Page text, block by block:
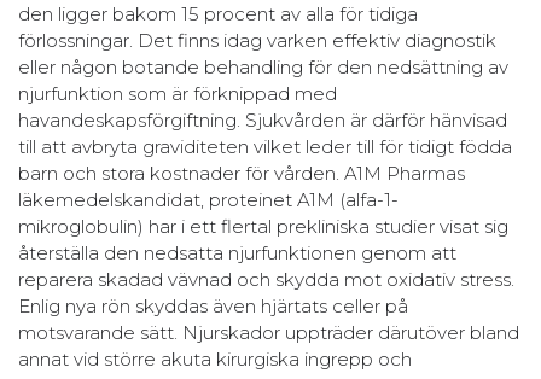
den ligger bakom 15 procent av alla för tidiga
förlossningar. Det finns idag varken effektiv diagnostik
eller någon botande behandling för den nedsättning av
njurfunktion som är förknippad med
havandeskapsförgiftning. Sjukvården är därför hänvisad
till att avbryta graviditeten vilket leder till för tidigt födda
barn och stora kostnader för vården. A1M Pharmas
läkemedelskandidat, proteinet A1M (alfa-1-
mikroglobulin) har i ett flertal prekliniska studier visat sig
återställa den nedsatta njurfunktionen genom att
reparera skadad vävnad och skydda mot oxidativ stress.
Enlig nya rön skyddas även hjärtats celler på
motsvarande sätt. Njurskador uppträder därutöver bland
annat vid större akuta kirurgiska ingrepp och